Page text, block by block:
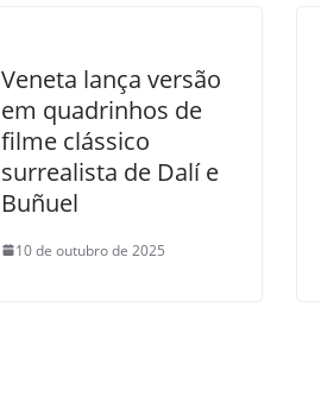
Veneta lança versão
em quadrinhos de
filme clássico
surrealista de Dalí e
Buñuel
10 de outubro de 2025